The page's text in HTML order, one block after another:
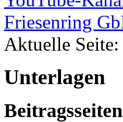
Aktuelle Seite:
Unterlagen
Beitragsseiten